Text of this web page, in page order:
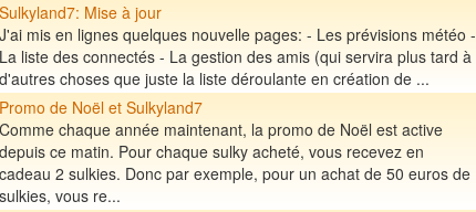
Sulkyland7: Mise à jour
J'ai mis en lignes quelques nouvelle pages: - Les prévisions météo -
La liste des connectés - La gestion des amis (qui servira plus tard à
d'autres choses que juste la liste déroulante en création de ...
Promo de Noël et Sulkyland7
Comme chaque année maintenant, la promo de Noël est active
depuis ce matin. Pour chaque sulky acheté, vous recevez en
cadeau 2 sulkies. Donc par exemple, pour un achat de 50 euros de
sulkies, vous re...